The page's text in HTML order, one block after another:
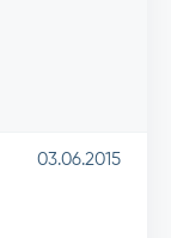
03.06.2015